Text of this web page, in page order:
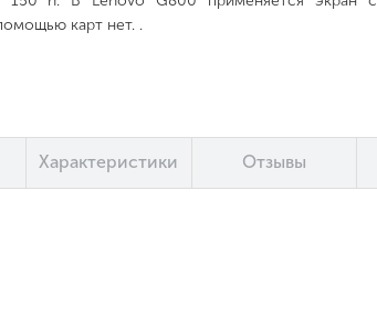
карт нет. .
Характеристики Отзывы